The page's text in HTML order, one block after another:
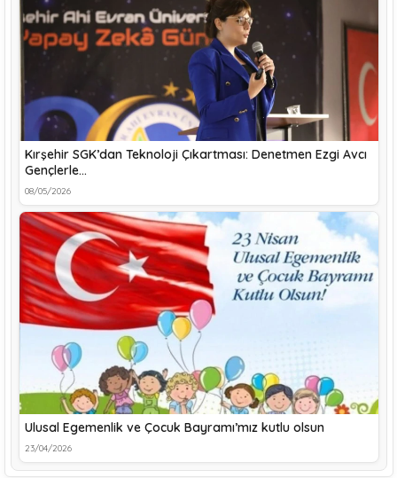
Kırşehir SGK’dan Teknoloji Çıkartması: Denetmen Ezgi Avcı
Gençlerle…
08/05/2026
Ulusal Egemenlik ve Çocuk Bayramı’mız kutlu olsun
23/04/2026